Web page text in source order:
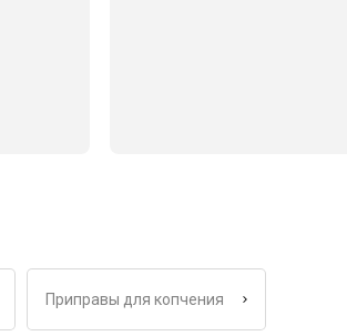
Приправы для копчения